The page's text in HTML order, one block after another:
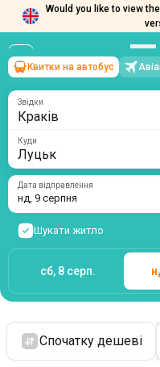
Would you like to view
Краків→Луцьк
нд, 9 серпня/1 пасажир
Квитки на автобус
Звідки
Куди
Дата відправлення
нд, 9 серпня
Шукати житло
сб, 8 серп.
Спочатку дешеві